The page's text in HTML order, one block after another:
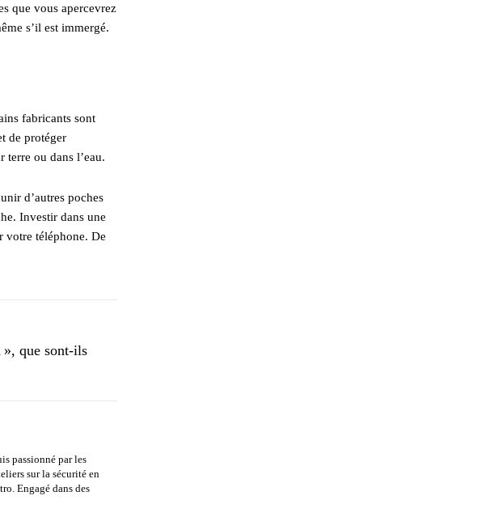
que vous apercevrez
s’il est immergé.
fabricants sont
de protéger
terre ou dans l’eau.
d’autres poches
Investir dans une
votre téléphone. De
», que sont-ils
passionné par les
sur la sécurité en
Engagé dans des